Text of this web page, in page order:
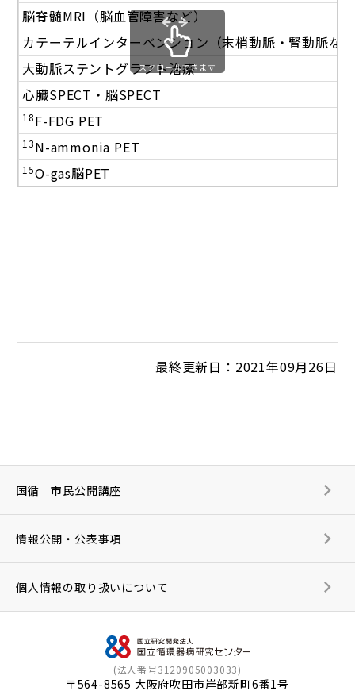
脳脊髄MRI（脳血管障害など）
カテーテルインターベンション（末梢動脈・腎動脈な
大動脈ステントグラフト治療
心臓SPECT・脳SPECT
18F-FDG PET
13N-ammonia PET
15O-gas脳PET
スクロールできます
最終更新日：2021年09月26日
(法人番号3120905003033)
〒564-8565 大阪府吹田市岸部新町6番1号
国循 市民公開講座
情報公開・公表事項
個人情報の取り扱いについて